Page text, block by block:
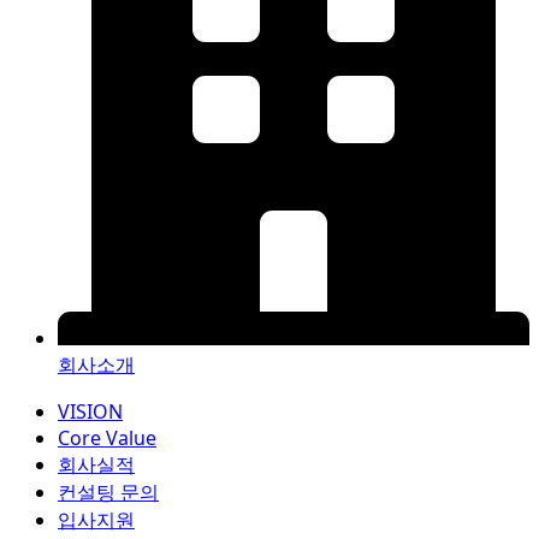
회사소개
VISION
Core Value
회사실적
컨설팅 문의
입사지원